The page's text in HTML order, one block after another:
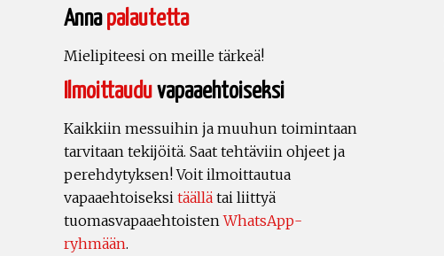
Annapalautetta
Mielipiteesi on meille tärkeä!
Ilmoittauduvapaaehtoiseksi
Kaikkiin messuihin ja muuhun toimintaan
tarvitaan tekijöitä. Saat tehtäviin ohjeet ja
perehdytyksen! Voit ilmoittautua
vapaaehtoiseksi täällä tai liittyä
tuomasvapaaehtoistenWhatsApp-
ryhmään.